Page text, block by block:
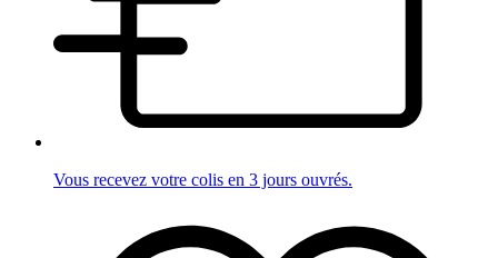
Vous recevez votre colis en 3 jours ouvrés.